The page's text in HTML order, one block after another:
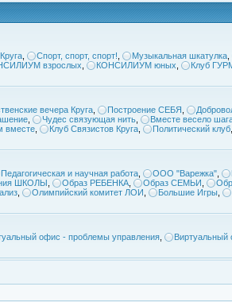
Спорт, спорт, спорт! Музыкальная шкатулка
взрослых КОНСИЛИУМ юных Клуб
вечера Круга Построение СЕБЯ
Чудес связующая нить Вместе весело
вместе Клуб Связистов Круга Политический клуб
Педагогическая и научная работа ООО "Варежка"
ШКОЛЫ Образ РЕБЕНКА Образ СЕМЬИ
Олимпийский комитет ЛОИ Большие Игры
офис - проблемы управления
Виртуальный